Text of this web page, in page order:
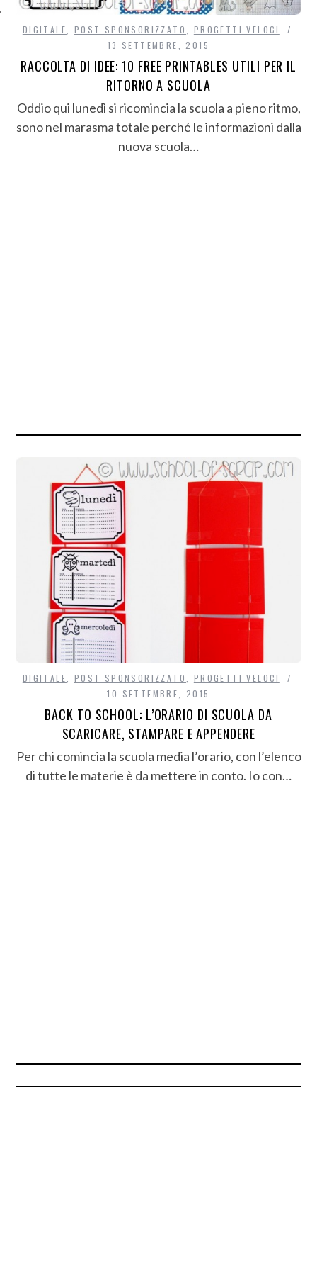
DIGITALE POST SPONSORIZZATO
PROGETTI VELOCI
13 SETTEMBRE, 2015
RACCOLTA DI IDEE: 10 FREE PRINTABLES UTILI PER IL
RITORNO A SCUOLA
Oddio qui lunedì si ricomincia la scuola a pieno ritmo,
sono nel marasma totale perché le informazioni dalla
nuova scuola…
DIGITALE POST SPONSORIZZATO
PROGETTI VELOCI
10 SETTEMBRE, 2015
BACK TO SCHOOL: L’ORARIO DI SCUOLA DA
SCARICARE, STAMPARE E APPENDERE
Per chi comincia la scuola media l’orario, con l’elenco
di tutte le materie è da mettere in conto. Io con…